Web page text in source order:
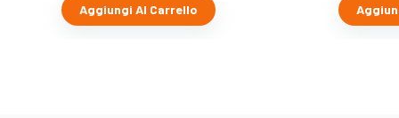
Aggiungi Al Carrello